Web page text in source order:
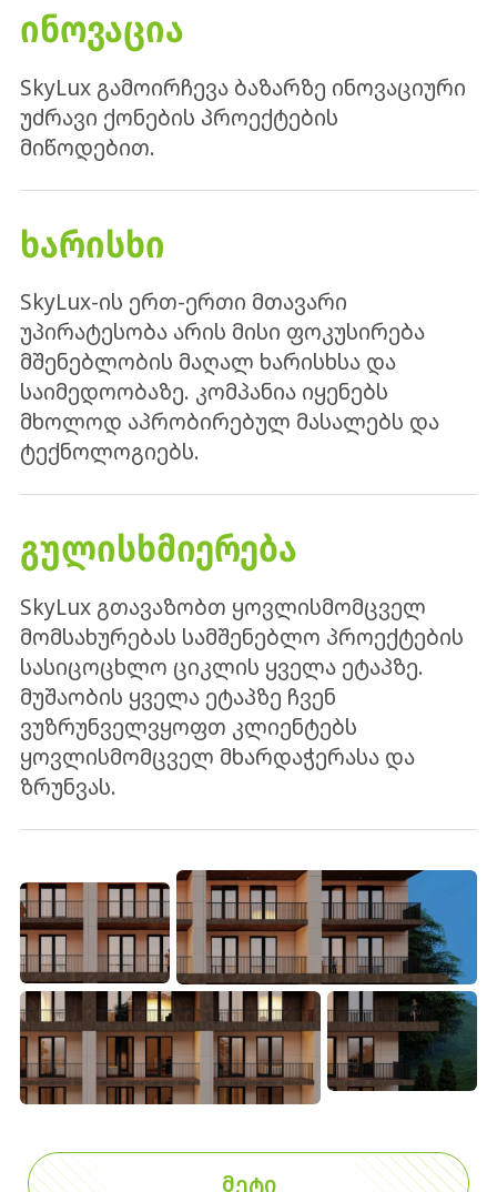
ᲘᲜᲝᲕᲐᲪᲘᲐ
SkyLux გამოირჩევა ბაზარზე ინოვაციური
უძრავი ქონების პროექტების
მიწოდებით.
ᲮᲐᲠᲘᲡᲮᲘ
SkyLux-ის ერთ-ერთი მთავარი
უპირატესობა არის მისი ფოკუსირება
მშენებლობის მაღალ ხარისხსა და
საიმედოობაზე. კომპანია იყენებს
მხოლოდ აპრობირებულ მასალებს და
ტექნოლოგიებს.
ᲒᲣᲚᲘᲡᲮᲛᲘᲔᲠᲔᲑᲐ
SkyLux გთავაზობთ ყოვლისმომცველ
მომსახურებას სამშენებლო პროექტების
სასიცოცხლო ციკლის ყველა ეტაპზე.
მუშაობის ყველა ეტაპზე ჩვენ
ვუზრუნველვყოფთ კლიენტებს
ყოვლისმომცველ მხარდაჭერასა და
ზრუნვას.
ᲛᲔᲢᲘ